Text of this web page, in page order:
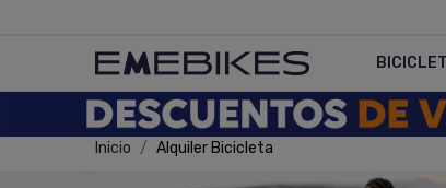
Inicio Alquiler Bicicleta